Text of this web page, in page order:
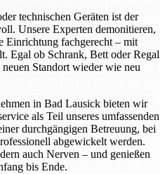
technischen Geräten ist der
Unsere Experten demonitieren,
Einrichtung fachgerecht – mit
Egal ob Schrank, Bett oder Regal
Standort wieder wie neu
in Bad Lausick bieten wir
als Teil unseres umfassenden
durchgängigen Betreuung, bei
abgewickelt werden.
auch Nerven – und genießen
bis Ende.